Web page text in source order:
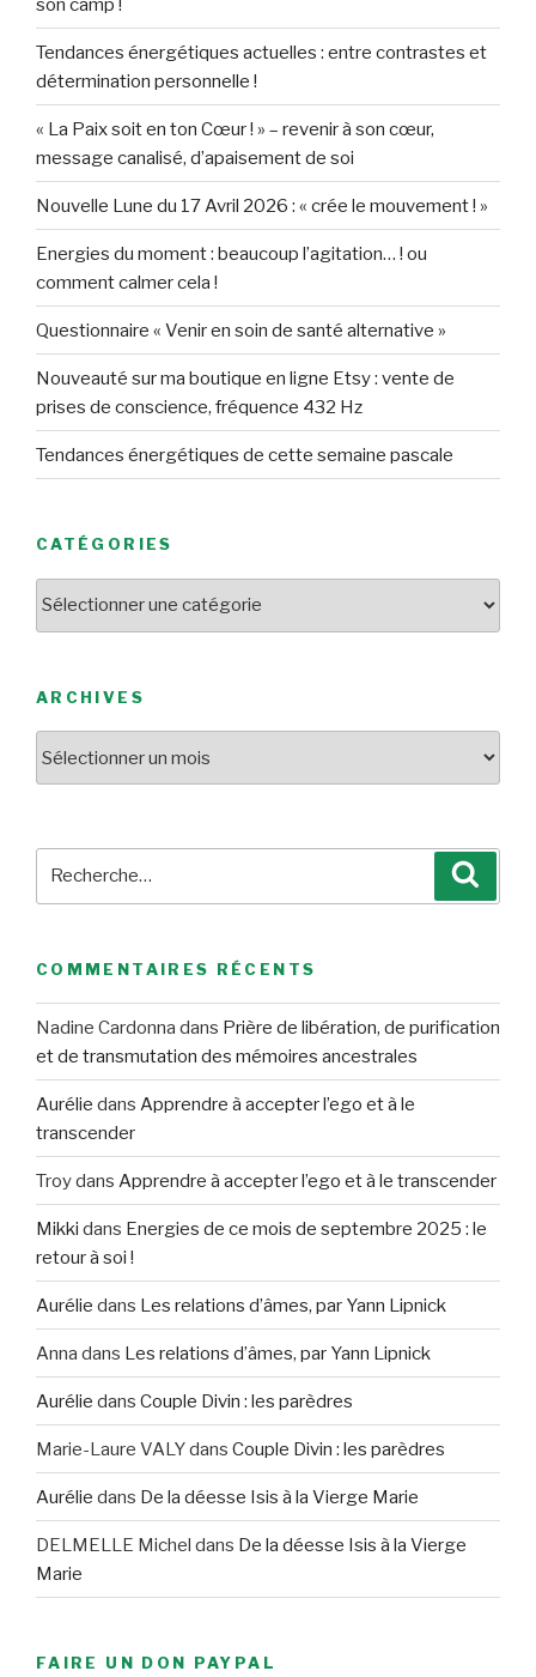
son camp !
Tendances énergétiques actuelles : entre contrastes et
détermination personnelle !
« La Paix soit en ton Cœur ! » – revenir à son cœur,
message canalisé, d’apaisement de soi
Nouvelle Lune du 17 Avril 2026 : « crée le mouvement ! »
Energies du moment : beaucoup l’agitation… ! ou
comment calmer cela !
Questionnaire « Venir en soin de santé alternative »
Nouveauté sur ma boutique en ligne Etsy : vente de
prises de conscience, fréquence 432 Hz
Tendances énergétiques de cette semaine pascale
CATÉGORIES
ARCHIVES
COMMENTAIRES RÉCENTS
Nadine Cardonna dans Prière de libération, de purification
et de transmutation des mémoires ancestrales
Aurélie dans Apprendre à accepter l’ego et à le
transcender
Troydans Apprendre à accepter l’ego et à le transcender
Mikki dans Energies de ce mois de septembre 2025 : le
retour à soi !
Aurélie dans Les relations d’âmes, par Yann Lipnick
Anna dans Les relations d’âmes, par Yann Lipnick
Aurélie dans Couple Divin : les parèdres
Marie-Laure VALYdans Couple Divin : les parèdres
Aurélie dans De la déesse Isis à la Vierge Marie
DELMELLE Michel dans De la déesse Isis à la Vierge
Marie
FAIRE UN DON PAYPAL